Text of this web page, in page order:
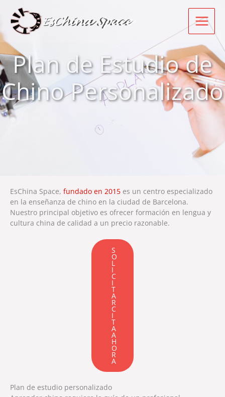
contenido
Plan de Estudio de
Chino Personalizado
EsChina Space, fundado en 2015 es un centro especializado
en la enseñanza de chino en la ciudad de Barcelona.
Nuestro principal objetivo es ofrecer formación en lengua y
cultura china de calidad a un precio razonable.
S
O
L
I
C
I
T
A
R
C
I
T
A
A
H
O
R
A
Plan de estudio personalizado